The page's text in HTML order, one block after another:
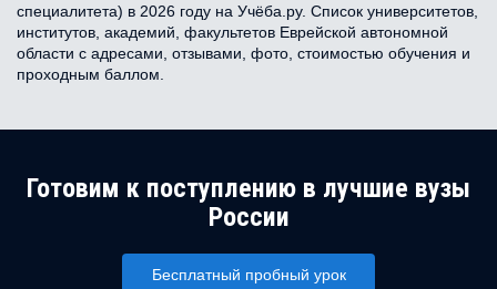
специалитета) в 2026 году на Учёба.ру. Список университетов,
институтов, академий, факультетов Еврейской автономной
области с адресами, отзывами, фото, стоимостью обучения и
проходным баллом.
Готовим к поступлению в лучшие вузы
России
Бесплатный пробный урок